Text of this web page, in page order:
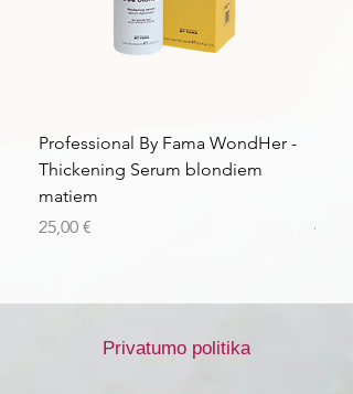
Professional By Fama WondHer -
Thickening Serum blondiem
matiem
Kaina
25,00 €
Kaina
43,56
Privatumo politika